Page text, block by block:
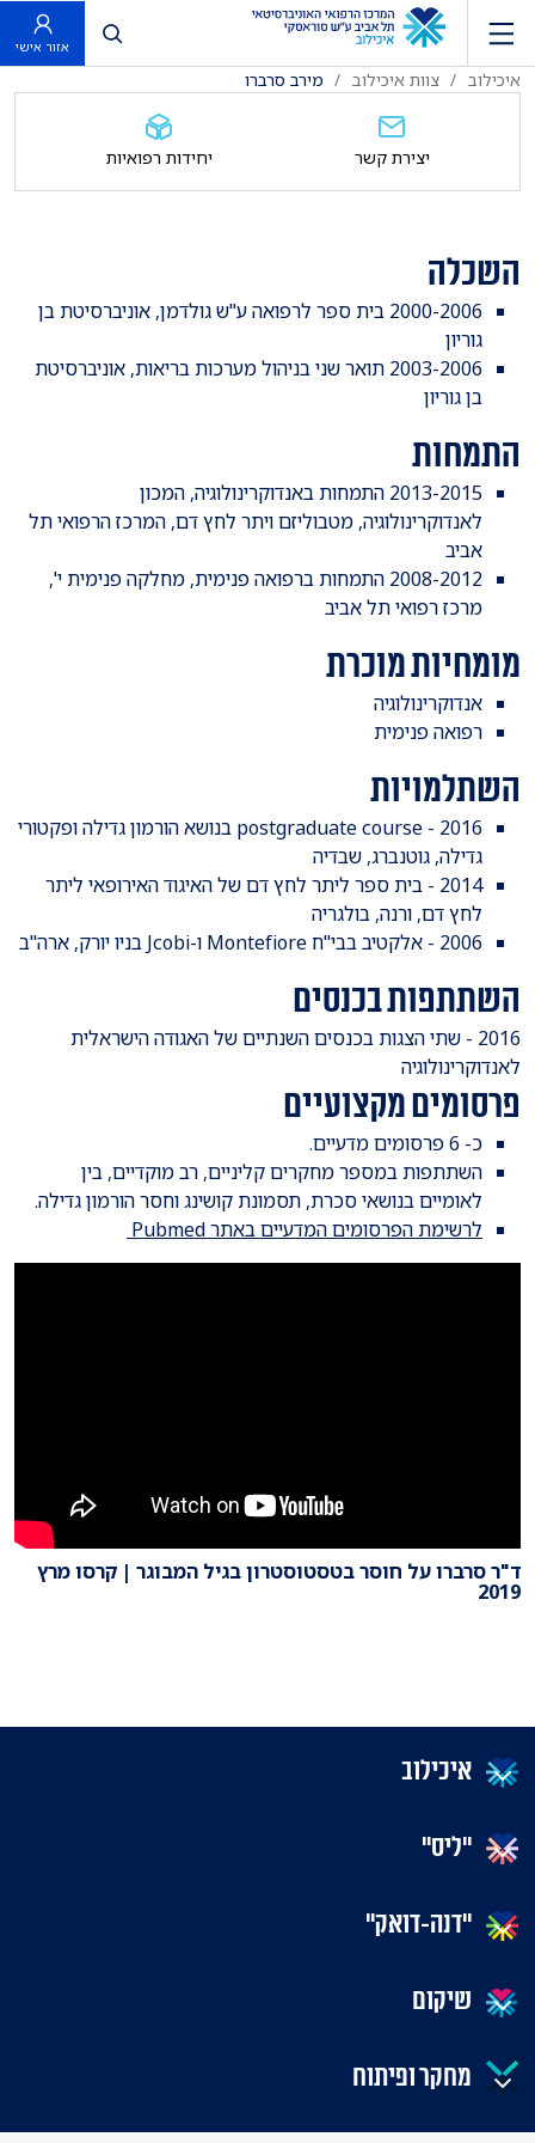
פתח חיפוש
אזור אישי
איכילוב צוות איכילוב מירב סרברו
השכלה
2000-2006 בית ספר לרפואה ע"ש גולדמן, אוניברסיטת בן
גוריון
2003-2006 תואר שני בניהול מערכות בריאות, אוניברסיטת
בן גוריון
התמחות
2013-2015 התמחות באנדוקרינולוגיה, המכון
לאנדוקרינולוגיה, מטבוליזם ויתר לחץ דם, המרכז הרפואי תל
אביב
2008-2012 התמחות ברפואה פנימית, מחלקה פנימית י',
מרכז רפואי תל אביב
מומחיות מוכרת
אנדוקרינולוגיה
​רפואה פנימית
השתלמויות
2016 - postgraduate course בנושא הורמון גדילה ופקטורי
גדילה, גוטנברג, שבדיה
2014 - בית ספר ליתר לחץ דם של האיגוד האירופאי ליתר
לחץ דם, ורנה, בולגריה
2006 - אלקטיב בבי"ח Montefiore ו-Jcobi בניו יורק, ארה"ב
השתתפות בכנסים
​2016 - שתי הצגות בכנסים השנתיים של האגודה הישראלית
לאנדוקרינולוגיה
פרסומים מקצועיים
כ- 6 פרסומים מדעיים.
השתתפות במספר מחקרים קליניים, רב מוקדיים, בין
לאומיים בנושאי סכרת, תסמונת קושינג וחסר הורמון גדילה.
לרשימת הפרסומים המדעיים באתר Pubmed
ד"ר סרברו על חוסר בטסטוסטרון בגיל המבוגר | קרסו מרץ
2019
יצירת קשר יחידות רפואיות
איכילוב
"ליס"
"דנה-דואק"
שיקום
מחקר ופיתוח